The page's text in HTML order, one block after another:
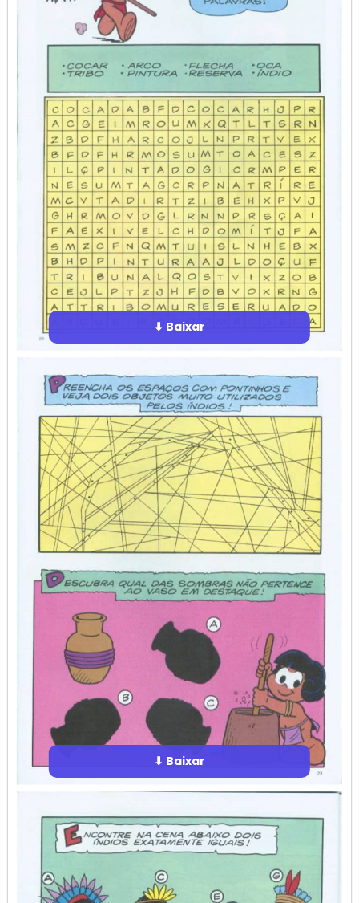
⬇ Baixar
⬇ Baixar